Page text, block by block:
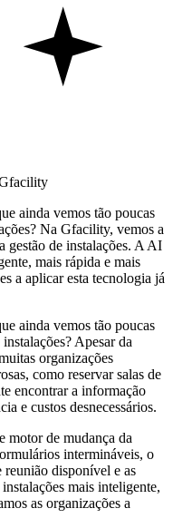
ainda vemos tão poucas
Na Gfacility, vemos a
gestão de instalações. A AI
mais rápida e mais
a aplicar esta tecnologia já
ainda vemos tão poucas
Apesar da
organizações
como reservar salas de
encontrar a informação
e custos desnecessários.
motor de mudança da
intermináveis, o
reunião disponível e as
mais inteligente,
as organizações a